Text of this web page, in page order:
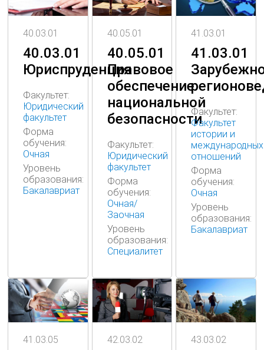
40.03.01
40.03.01
Юриспруденция
Факультет:
Юридический
факультет
Форма
обучения:
Очная
Уровень
образования:
Бакалавриат
40.05.01
40.05.01
Правовое
обеспечение
национальной
безопасности
Факультет:
Юридический
факультет
Форма
обучения:
Очная/
Заочная
Уровень
образования:
Специалитет
41.03.01
41.03.01
Факультет:
Факультет
истории и
международных
отношений
Форма
обучения:
Очная
Уровень
образования:
Бакалавриат
41.03.05 42.03.02 43.03.02